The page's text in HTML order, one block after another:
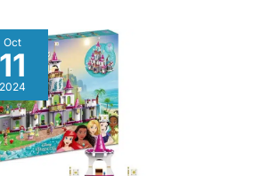
Oct
11
2024